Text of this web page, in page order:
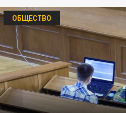
ОБЩЕСТВО